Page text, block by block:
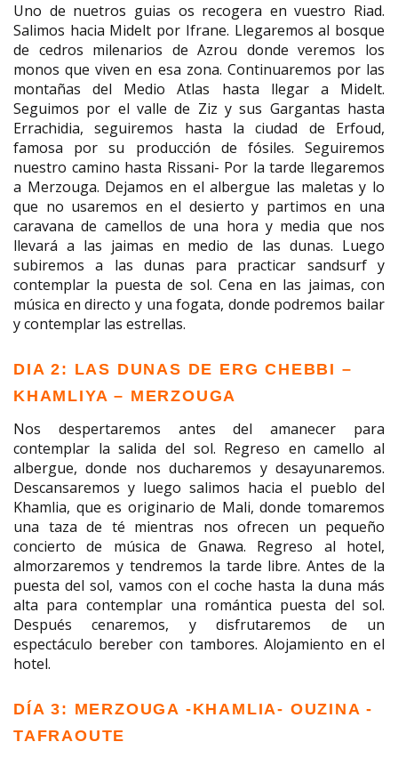
Uno de nuetros guias os recogera en vuestro Riad.
Salimos hacia Midelt por Ifrane. Llegaremos al bosque
de cedros milenarios de Azrou donde veremos los
monos que viven en esa zona. Continuaremos por las
montañas del Medio Atlas hasta llegar a Midelt.
Seguimos por el valle de Ziz y sus Gargantas hasta
Errachidia, seguiremos hasta la ciudad de Erfoud,
famosa por su producción de fósiles. Seguiremos
nuestro camino hasta Rissani- Por la tarde llegaremos
a Merzouga. Dejamos en el albergue las maletas y lo
que no usaremos en el desierto y partimos en una
caravana de camellos de una hora y media que nos
llevará a las jaimas en medio de las dunas. Luego
subiremos a las dunas para practicar sandsurf y
contemplar la puesta de sol. Cena en las jaimas, con
música en directo y una fogata, donde podremos bailar
y contemplar las estrellas.
DIA 2: LAS DUNAS DE ERG CHEBBI –
KHAMLIYA – MERZOUGA
Nos despertaremos antes del amanecer para
contemplar la salida del sol. Regreso en camello al
albergue, donde nos ducharemos y desayunaremos.
Descansaremos y luego salimos hacia el pueblo del
Khamlia, que es originario de Mali, donde tomaremos
una taza de té mientras nos ofrecen un pequeño
concierto de música de Gnawa. Regreso al hotel,
almorzaremos y tendremos la tarde libre. Antes de la
puesta del sol, vamos con el coche hasta la duna más
alta para contemplar una romántica puesta del sol.
Después cenaremos, y disfrutaremos de un
espectáculo bereber con tambores. Alojamiento en el
hotel.
DÍA 3: MERZOUGA -KHAMLIA- OUZINA -
TAFRAOUTE